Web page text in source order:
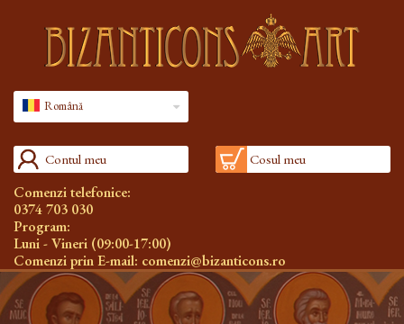
Română
Contul meu Cosul meu
Comenzi telefonice:
0374 703 030
Program:
Luni - Vineri (09:00-17:00)
Comenzi prin E-mail: comenzi@bizanticons.ro